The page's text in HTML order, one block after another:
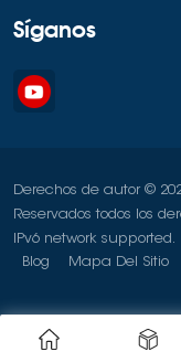
Síganos
Derechos de autor ©
Reservados todos los
IPv6 network supported.
Blog
Mapa Del Sitio